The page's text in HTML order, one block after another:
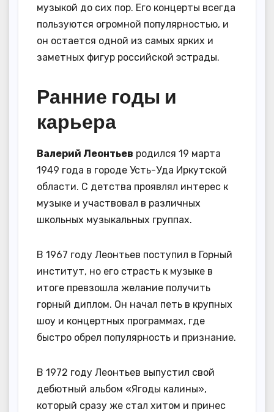
музыкой до сих пор. Его концерты всегда
пользуются огромной популярностью, и
он остается одной из самых ярких и
заметных фигур российской эстрады.
Ранние годы и
карьера
Валерий Леонтьев родился 19 марта
1949 года в городе Усть-Уда Иркутской
области. С детства проявлял интерес к
музыке и участвовал в различных
школьных музыкальных группах.
В 1967 году Леонтьев поступил в Горный
институт, но его страсть к музыке в
итоге превзошла желание получить
горный диплом. Он начал петь в крупных
шоу и концертных программах, где
быстро обрел популярность и признание.
В 1972 году Леонтьев выпустил свой
дебютный альбом «Ягоды калины»,
который сразу же стал хитом и принес